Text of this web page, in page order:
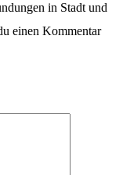
in Stadt und
einen Kommentar